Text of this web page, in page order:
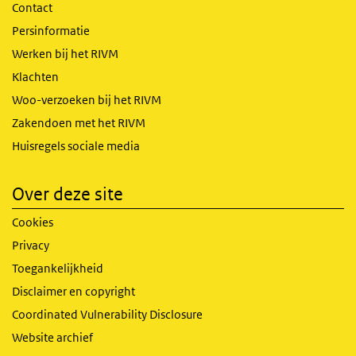
Contact
Persinformatie
Werken bij het RIVM
Klachten
Woo-verzoeken bij het RIVM
Zakendoen met het RIVM
Huisregels sociale media
Over deze site
Cookies
Privacy
Toegankelijkheid
Disclaimer en copyright
Coordinated Vulnerability Disclosure
Website archief